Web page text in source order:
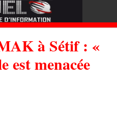
à Sétif : «
est menacée